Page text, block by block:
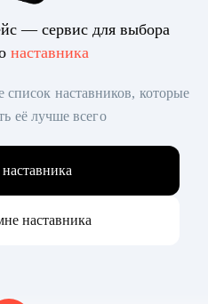
— сервис для выбора
наставника
список наставников, которые
её лучше всего
наставника